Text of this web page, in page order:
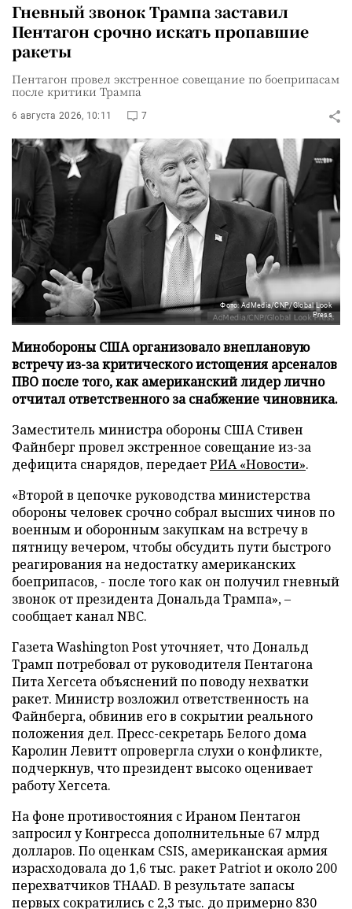
Гневный звонок Трампа заставил
Пентагон срочно искать пропавшие
ракеты
Пентагон провел экстренное совещание по боеприпасам
после критики Трампа
6 августа 2026, 10:11 7
Фото: AdMedia/CNP/Global Look
Press
Минобороны США организовало внеплановую
встречу из-за критического истощения арсеналов
ПВО после того, как американский лидер лично
отчитал ответственного за снабжение чиновника.
Заместитель министра обороны США Стивен
Файнберг провел экстренное совещание из-за
дефицита снарядов, передаетРИА «Новости».
«Второй в цепочке руководства министерства
обороны человек срочно собрал высших чинов по
военным и оборонным закупкам на встречу в
пятницу вечером, чтобы обсудить пути быстрого
реагирования на недостатку американских
боеприпасов, - после того как он получил гневный
звонок от президента Дональда Трампа», –
сообщает канал NBC.
Газета Washington Post уточняет, что Дональд
Трамп потребовал от руководителя Пентагона
Пита Хегсета объяснений по поводу нехватки
ракет. Министр возложил ответственность на
Файнберга, обвинив его в сокрытии реального
положения дел. Пресс-секретарь Белого дома
Каролин Левитт опровергла слухи о конфликте,
подчеркнув, что президент высоко оценивает
работу Хегсета.
На фоне противостояния с Ираном Пентагон
запросил у Конгресса дополнительные 67 млрд
долларов. По оценкам CSIS, американская армия
израсходовала до 1,6 тыс. ракет Patriot и около 200
перехватчиков THAAD. В результате запасы
первых сократились с 2,3 тыс. до примерно 830